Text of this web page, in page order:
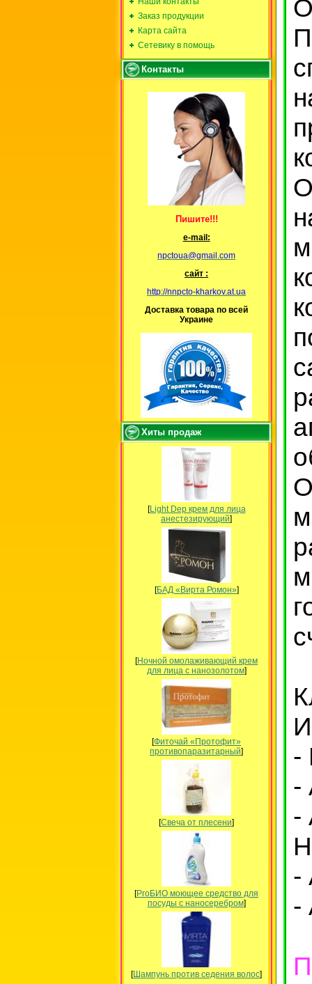
Заказ продукции
Карта сайта
Сетевику в помощь
Контакты
Пишите!!!
е-mail:
npctoua@gmail.com
сайт :
http://nnpcto-kharkov.at.ua
Доставка товара по всей
Украине
Хиты продаж
[Light Dep крем для лица
анестезирующий]
[БАД «Вирта Ромон»]
[Ночной омолаживающий крем
для лица с нанозолотом]
[Фиточай «Протофит»
противопаразитарный]
[Свеча от плесени]
[ProБИО моющее средство для
посуды c наносеребром]
[Шампунь против седения волос]
-
-
-
-
-